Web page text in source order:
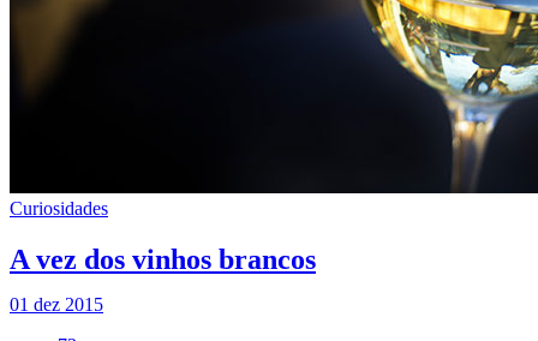
Curiosidades
A vez dos vinhos brancos
01 dez 2015